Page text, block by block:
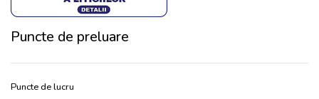
Puncte de preluare
Puncte de lucru